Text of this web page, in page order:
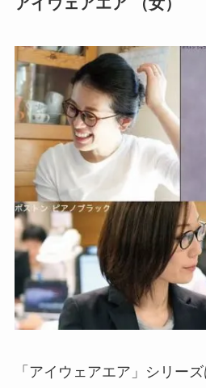
「アイウェアエア」シリー